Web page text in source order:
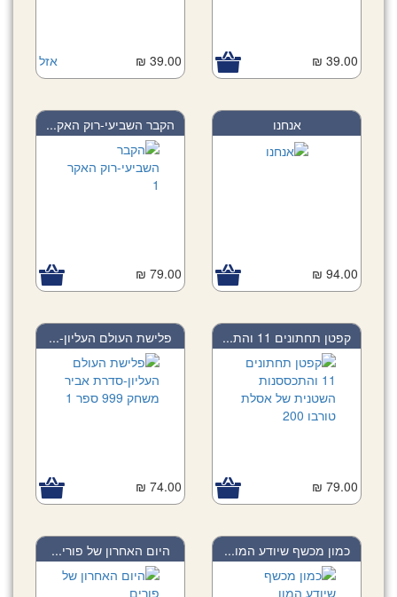
39.00 ₪ אזל 39.00 ₪
אנחנו
94.00 ₪
הקבר השביעי-רוק האק...
79.00 ₪
קפטן תחתונים 11 והת...
79.00 ₪
פלישת העולם העליון-...
74.00 ₪
כמון מכשף שיודע המו... היום האחרון של פורי...